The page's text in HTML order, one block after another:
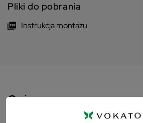
Pliki do pobrania
Instrukcja montażu
Opis